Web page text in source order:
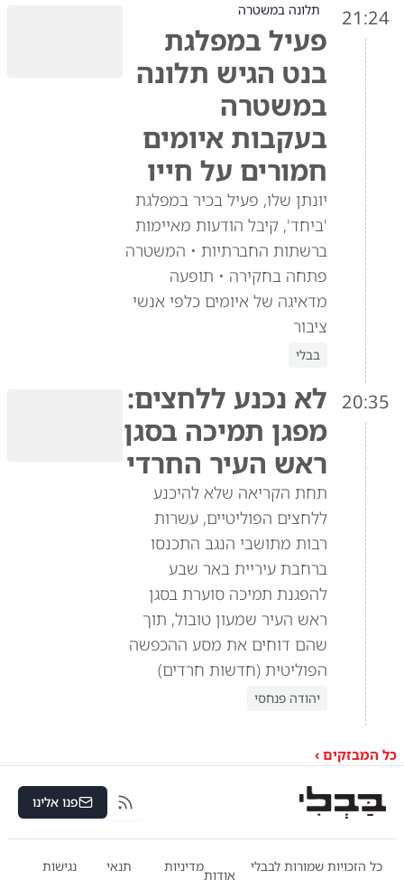
21:24 תלונה במשטרה
פעיל במפלגת
בנט הגיש תלונה
במשטרה
בעקבות איומים
חמורים על חייו
יונתן שלו, פעיל בכיר במפלגת
'ביחד', קיבל הודעות מאיימות
ברשתות החברתיות • המשטרה
פתחה בחקירה • תופעה
מדאיגה של איומים כלפי אנשי
ציבור
בבלי
20:35
לא נכנע ללחצים:
מפגן תמיכה בסגן
ראש העיר החרדי
תחת הקריאה שלא להיכנע
ללחצים הפוליטיים, עשרות
רבות מתושבי הנגב התכנסו
ברחבת עיריית באר שבע
להפגנת תמיכה סוערת בסגן
ראש העיר שמעון טובול, תוך
שהם דוחים את מסע ההכפשה
הפוליטית (חדשות חרדים)
יהודה פנחסי
כל המבזקים ›
RSS פנו אלינו
כל הזכויות שמורות לבבלי
אודות
מדיניות
תנאי
נגישות